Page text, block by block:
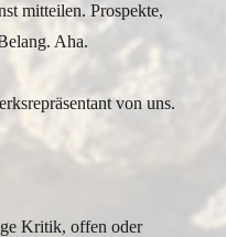
mitteilen. Prospekte,
Aha.
von uns.
Kritik, offen oder